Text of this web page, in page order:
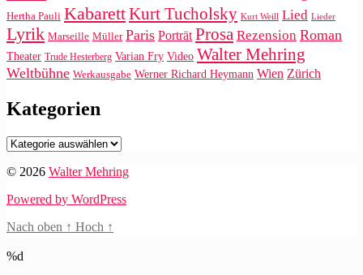
Hertha Pauli KabarettKurt Tucholsky Kurt Weill Lied Lieder
Lyrik Marseille Müller Paris Porträt Prosa Rezension Roman
Theater Trude Hesterberg Varian Fry Video Walter Mehring
Weltbühne Werkausgabe Werner Richard Heymann Wien Zürich
Kategorien
Kategorien
© 2026 Walter Mehring
Powered by WordPress
Nach oben ↑ Hoch ↑
%d